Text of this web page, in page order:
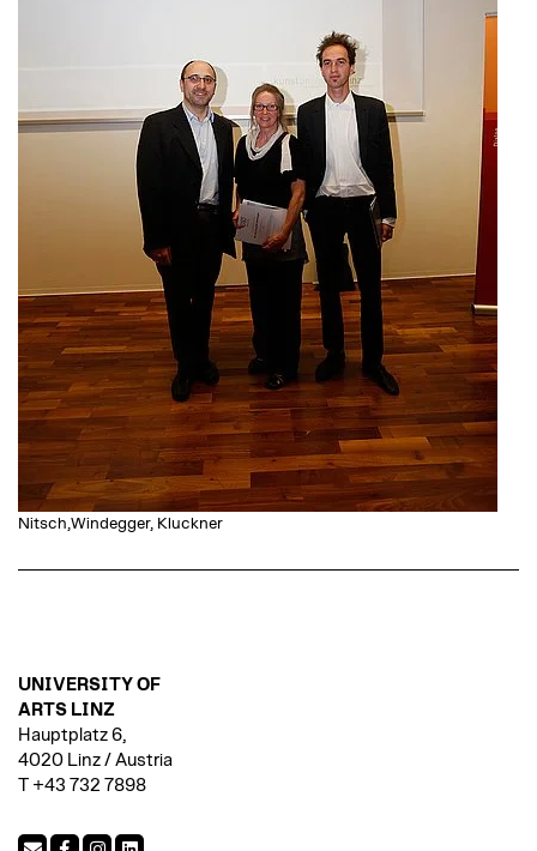
Nitsch,Windegger, Kluckner
UNIVERSITY OF
ARTS LINZ
Hauptplatz 6,
4020 Linz / Austria
T +43 732 7898